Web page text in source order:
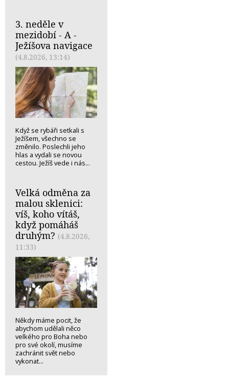
3. neděle v
mezidobí - A -
Ježíšova navigace
(4.8.2026, 13:14)
Když se rybáři setkali s
Ježíšem, všechno se
změnilo. Poslechli jeho
hlas a vydali se novou
cestou. Ježíš vede i nás...
Velká odměna za
malou sklenici:
víš, koho vítáš,
když pomáháš
druhým? (4.8.2026,
11:33)
Někdy máme pocit, že
abychom udělali něco
velkého pro Boha nebo
pro své okolí, musíme
zachránit svět nebo
vykonat...